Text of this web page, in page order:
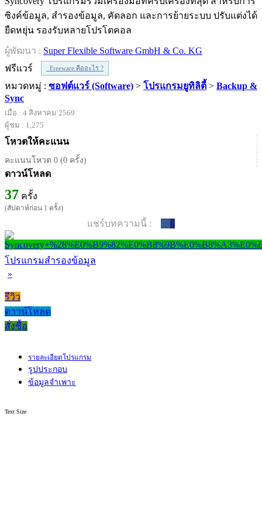
ซิงค์ข้อมูล, สำรองข้อมูล, คัดลอก และการย้ายระบบ ปรับแต่งได้
ยืดหยุ่น รองรับหลายโปรโตคอล
ผู้พัฒนา : Super Flexible Software GmbH & Co. KG
ฟรีแวร์
Freeware คืออะไร ?
หมวดหมู่ : ซอฟต์แวร์ (Software) > โปรแกรมยูทิลิตี้ > Backup &
Sync
เมื่อ : 4 สิงหาคม 2569
ผู้ชม : 1,275
โหวตให้คะแนน
คะแนนโหวต 0 (0 ครั้ง)
ดาวน์โหลด
37 ครั้ง
(สัปดาห์ก่อน 1 ครั้ง)
แชร์บทความนี้ : 0
โปรแกรมสำรองข้อมูล
»
รีวิว
ดาวน์โหลด
สั่งซื้อ
รายละเอียดโปรแกรม
รูปประกอบ
ข้อมูลจำเพาะ
Text Size